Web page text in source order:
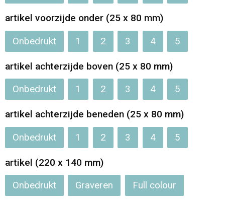
Rugzakken
artikel voorzijde onder (25 x 80 mm)
Onbedrukt 1 2 3 4 5
artikel achterzijde boven (25 x 80 mm)
Onbedrukt 1 2 3 4 5
artikel achterzijde beneden (25 x 80 mm)
Onbedrukt 1 2 3 4 5
artikel (220 x 140 mm)
Onbedrukt Graveren Full colour